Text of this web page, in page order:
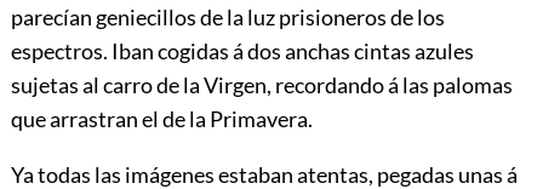
parecían geniecillos de la luz prisioneros de los
espectros. Iban cogidas á dos anchas cintas azules
sujetas al carro de la Virgen, recordando á las palomas
que arrastran el de la Primavera.
Ya todas las imágenes estaban atentas, pegadas unas á